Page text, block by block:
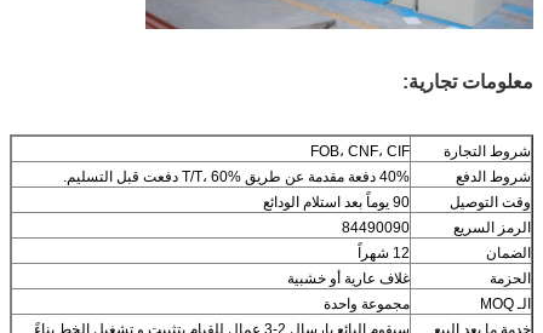
معلومات تجارية:
شروط التجارة
FOB، CNF، CIF
شروط الدفع
40% دفعة مقدمة عن طريق T/T، 60% دفعت قبل التسليم.
وقت التوصيل
90 يوماً بعد استلام الودائع
الرمز السريع
84490090
الضمان
12 شهراً
الحزمة
غلاف عارية أو خشبية
الـ MOQ
مجموعة واحدة